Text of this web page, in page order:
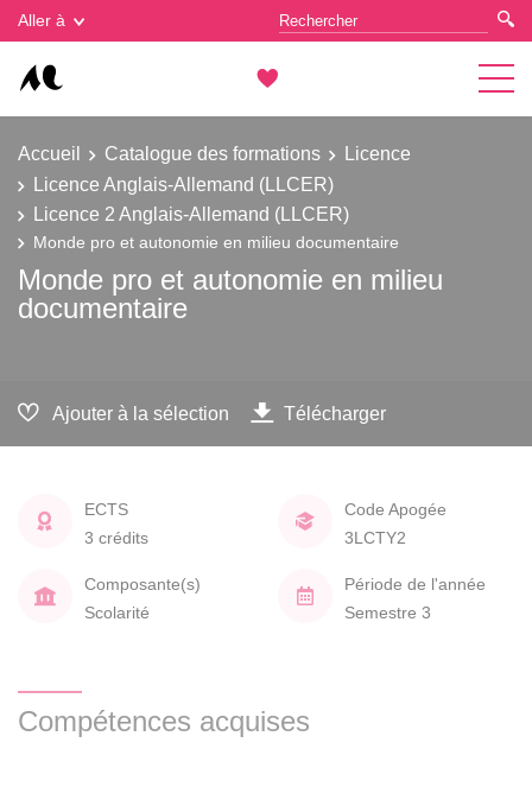
Aller à
Accueil Catalogue des formations
Licence
Licence Anglais-Allemand (LLCER)
Licence 2 Anglais-Allemand (LLCER)
Monde pro et autonomie en milieu documentaire
Monde pro et autonomie en milieu
documentaire
Ajouter à la sélection Télécharger
ECTS
3 crédits
Code Apogée
3LCTY2
Composante(s)
Scolarité
Période de l'année
Semestre 3
Compétences acquises
Gestion des cookies